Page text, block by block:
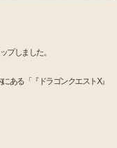
プしました。
ある「『ドラゴンクエストX』